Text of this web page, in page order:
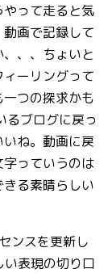
って走ると気
画で記録して
、、ちょいと
ーリングって
つの探求かも
るブログに戻っ
ね。動画に戻
っていうのは
る素晴らしい
ンスを更新し
い表現の切り口